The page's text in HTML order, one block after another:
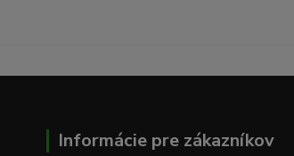
Informácie pre zákazníkov